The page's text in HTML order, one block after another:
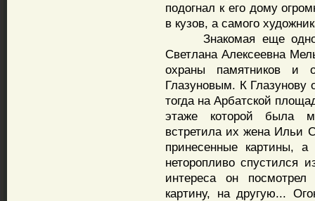
подогнал к его дому
в кузов, а самого
Знакомая еще одного
Светлана Алексеевна
охраны памятников и
Глазуновым. К Глазунову
тогда на Арбатской
этаже которой была
встретила их жена Ильи
принесенные картины,
неторопливо спустился
интереса он
картину, на другую...